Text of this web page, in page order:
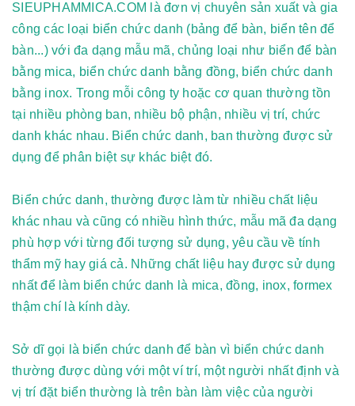
SIEUPHAMMICA.COM là đơn vị chuyên sản xuất và gia
công các loại biển chức danh (bảng để bàn, biển tên để
bàn...) với đa dạng mẫu mã, chủng loại như biển để bàn
bằng mica, biển chức danh bằng đồng, biển chức danh
bằng inox. Trong mỗi công ty hoặc cơ quan thường tồn
tại nhiều phòng ban, nhiều bộ phận, nhiều vị trí, chức
danh khác nhau. Biển chức danh, ban thường được sử
dụng để phân biệt sự khác biệt đó.
Biển chức danh, thường được làm từ nhiều chất liệu
khác nhau và cũng có nhiều hình thức, mẫu mã đa dạng
phù hợp với từng đối tượng sử dụng, yêu cầu về tính
thẩm mỹ hay giá cả. Những chất liệu hay được sử dụng
nhất để làm biển chức danh là mica, đồng, inox, formex
thậm chí là kính dày.
Sở dĩ gọi là biển chức danh để bàn vì biển chức danh
thường được dùng với một ví trí, một người nhất định và
vị trí đặt biển thường là trên bàn làm việc của người